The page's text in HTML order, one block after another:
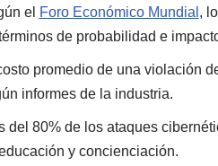
el Foro Económico Mundial ,
de probabilidad e
promedio de una violación
informes de la industria.
del 80% de los ataques
y concienciación.